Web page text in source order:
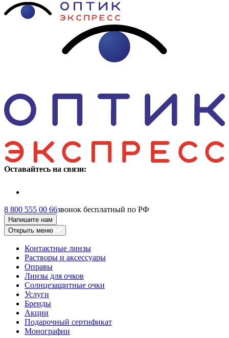
Оставайтесь на связи:
8 800 555 00 66звонок бесплатный по РФ
Напишите нам
Открыть меню
Контактные линзы
Растворы и аксессуары
Оправы
Линзы для очков
Солнцезащитные очки
Услуги
Бренды
Акции
Подарочный сертификат
Монографии